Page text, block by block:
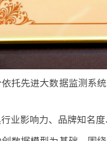
托先进大数据监测系
业影响力、品牌知名